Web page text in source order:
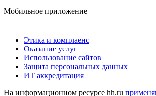
Мобильное приложение
Этика и комплаенс
Оказание услуг
Использование сайтов
Защита персональных данных
ИТ аккредитация
На информационном ресурсе hh.ru